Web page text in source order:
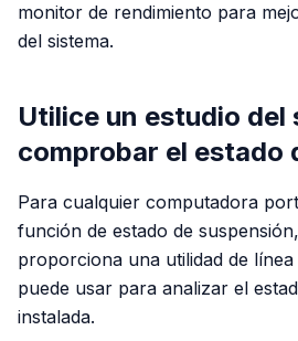
monitor de rendimiento para
del sistema.
Utilice un estudio del
comprobar el estado
Para cualquier computadora
función de estado de
proporciona una utilidad de
puede usar para analizar el
instalada.